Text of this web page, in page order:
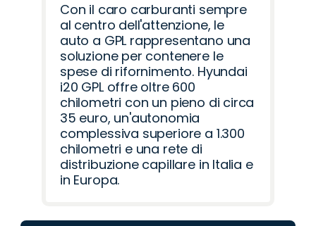
Con il caro carburanti sempre
al centro dell'attenzione, le
auto a GPL rappresentano una
soluzione per contenere le
spese di rifornimento. Hyundai
i20 GPL offre oltre 600
chilometri con un pieno di circa
35 euro, un'autonomia
complessiva superiore a 1.300
chilometri e una rete di
distribuzione capillare in Italia e
in Europa.